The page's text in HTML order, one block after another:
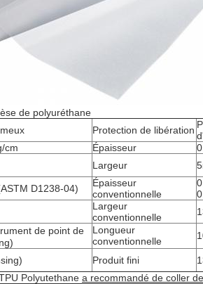
de polyuréthane
Protection de libération
cm Épaisseur
Largeur
D1238-04)
Épaisseur
conventionnelle
Largeur
conventionnelle
de point de
Longueur
conventionnelle
Produit fini
Polyutethane a recommandé de coller